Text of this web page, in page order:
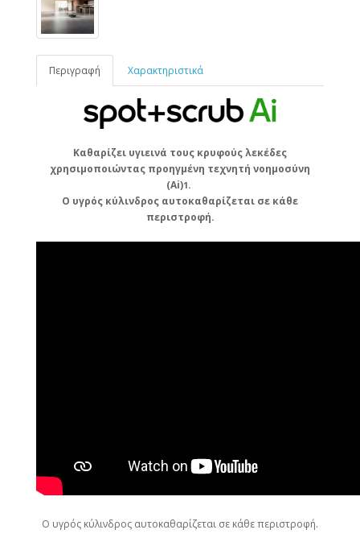
Περιγραφή Χαρακτηριστικά
Καθαρίζει υγιεινά τους κρυφούς λεκέδες
χρησιμοποιώντας προηγμένη τεχνητή νοημοσύνη
(Ai)1.
Ο υγρός κύλινδρος αυτοκαθαρίζεται σε κάθε
περιστροφή.
Ο υγρός κύλινδρος αυτοκαθαρίζεται σε κάθε περιστροφή.